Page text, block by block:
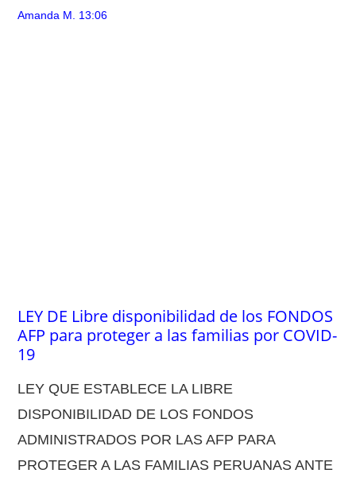
Amanda M. 13:06
LEY DE Libre disponibilidad de los FONDOS
AFP para proteger a las familias por COVID-
19
LEY QUE ESTABLECE LA LIBRE
DISPONIBILIDAD DE LOS FONDOS
ADMINISTRADOS POR LAS AFP PARA
PROTEGER A LAS FAMILIAS PERUANAS ANTE